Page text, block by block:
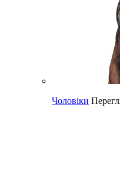
Чоловіки